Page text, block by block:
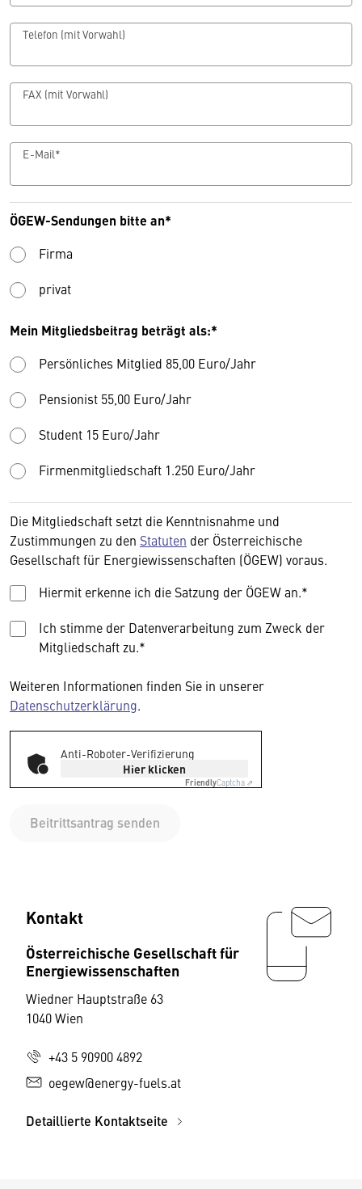
Telefon (mit Vorwahl)
FAX (mit Vorwahl)
E-Mail*
ÖGEW-Sendungen bitte an*
Firma
privat
Mein Mitgliedsbeitrag beträgt als:*
Persönliches Mitglied 85,00 Euro/Jahr
Pensionist 55,00 Euro/Jahr
Student 15 Euro/Jahr
Firmenmitgliedschaft 1.250 Euro/Jahr
Die Mitgliedschaft setzt die Kenntnisnahme und
Zustimmungen zu den Statuten der Österreichische
Gesellschaft für Energiewissenschaften (ÖGEW) voraus.
Hiermit erkenne ich die Satzung der ÖGEW an.*
Ich stimme der Datenverarbeitung zum Zweck der
Mitgliedschaft zu.*
Weiteren Informationen finden Sie in unserer
Datenschutzerklärung.
Anti-Roboter-Verifizierung
Hier klicken
FriendlyCaptcha ⇗
Beitrittsantrag senden
Kontakt
Österreichische Gesellschaft für
Energiewissenschaften
Wiedner Hauptstraße 63
1040 Wien
+43 5 90900 4892
oegew@energy-fuels.at
Detaillierte Kontaktseite